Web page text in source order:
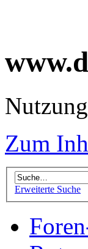
Zum
Erweiterte Suche